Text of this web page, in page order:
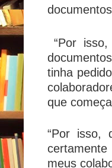
“Por
tinha
que
“Por isso,
meus